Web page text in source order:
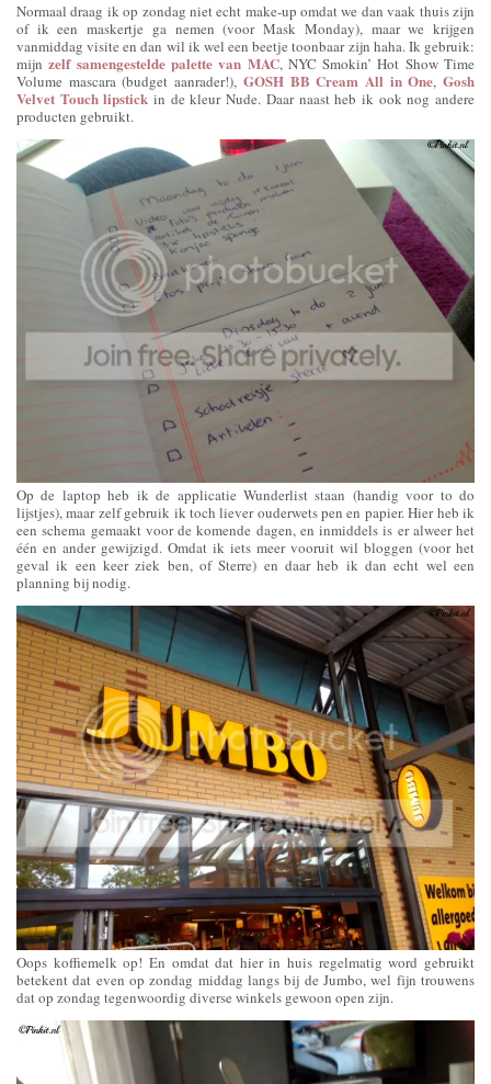
Normaal draag ik op zondag niet echt make-up omdat we dan vaak thuis zijn
of ik een maskertje ga nemen (voor Mask Monday), maar we krijgen
vanmiddag visite en dan wil ik wel een beetje toonbaar zijn haha. Ik gebruik:
mijnzelf samengestelde palette van MAC, NYC Smokin’ Hot Show Time
Volume mascara (budget aanrader!), GOSH BB Cream All in One,Gosh
Velvet Touch lipstickin de kleur Nude. Daar naast heb ik ook nog andere
producten gebruikt.
Op de laptop heb ik de applicatie Wunderlist staan (handig voor to do
lijstjes), maar zelf gebruik ik toch liever ouderwets pen en papier. Hier heb ik
een schema gemaakt voor de komende dagen, en inmiddels is er alweer het
één en ander gewijzigd. Omdat ik iets meer vooruit wil bloggen (voor het
geval ik een keer ziek ben, of Sterre) en daar heb ik dan echt wel een
planning bij nodig.
Oops koffiemelk op! En omdat dat hier in huis regelmatig word gebruikt
betekent dat even op zondag middag langs bij de Jumbo, wel fijn trouwens
dat op zondag tegenwoordig diverse winkels gewoon open zijn.